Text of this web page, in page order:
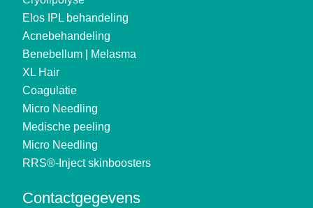
Elos IPL behandeling
Acnebehandeling
Benebellum | Melasma
XL Hair
Coagulatie
Micro Needling
Medische peeling
Micro Needling
RRS®-Inject skinboosters
Contactgegevens